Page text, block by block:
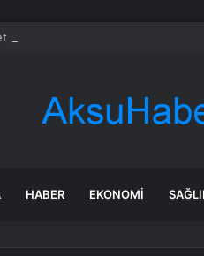
şeridinde feci ölüm: Servis
HABER EKONOMI